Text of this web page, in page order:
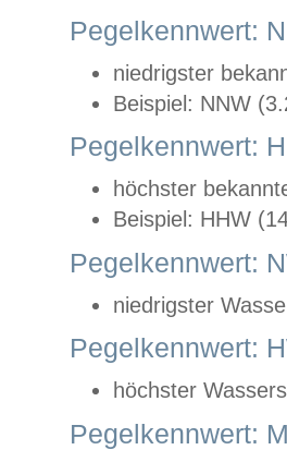
Pegelkennwert:
niedrigster
Beispiel: NNW
Pegelkennwert:
höchster
Beispiel: HHW
Pegelkennwert:
niedrigster
Pegelkennwert:
höchster
Pegelkennwert: